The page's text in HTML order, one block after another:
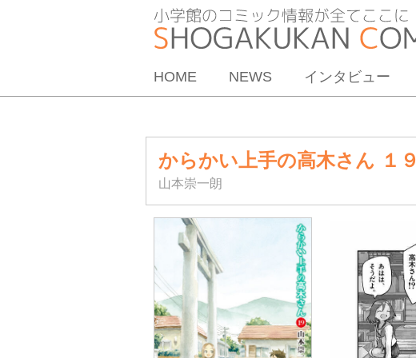
HOME NEWS インタビュー
からかい上手の高木さん １９
山本崇一朗